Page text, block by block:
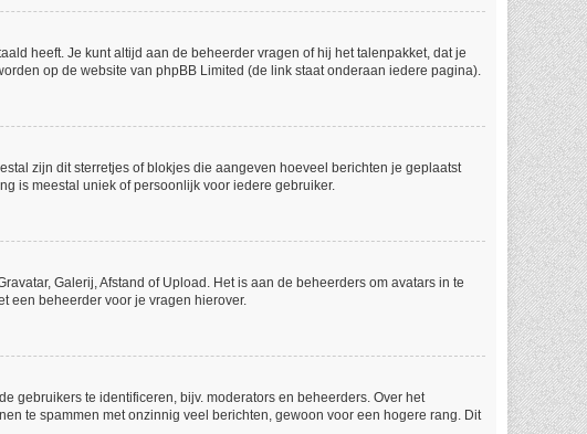
heeft. Je kunt altijd aan de beheerder vragen of hij het talenpakket, dat je
op de website van phpBB Limited (de link staat onderaan iedere pagina).
zijn dit sterretjes of blokjes die aangeven hoeveel berichten je geplaatst
is meestal uniek of persoonlijk voor iedere gebruiker.
Galerij, Afstand of Upload. Het is aan de beheerders om avatars in te
een beheerder voor je vragen hierover.
gebruikers te identificeren, bijv. moderators en beheerders. Over het
te spammen met onzinnig veel berichten, gewoon voor een hogere rang. Dit